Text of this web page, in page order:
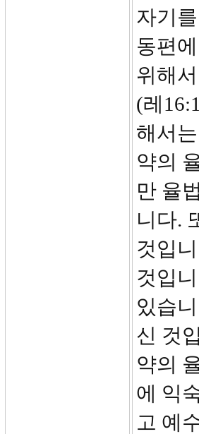
자기
동편
위해
(레
해서
약의
만 율
니다.
것입
것입
있습
신 것
약의
에 익
고 예